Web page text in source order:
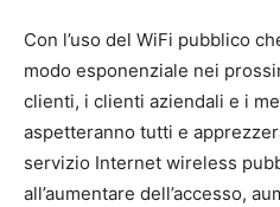
Con l’uso del WiFi pubblico
modo esponenziale nei
clienti, i clienti aziendali e i
aspetteranno tutti e
servizio Internet wireless
all’aumentare dell’accesso,